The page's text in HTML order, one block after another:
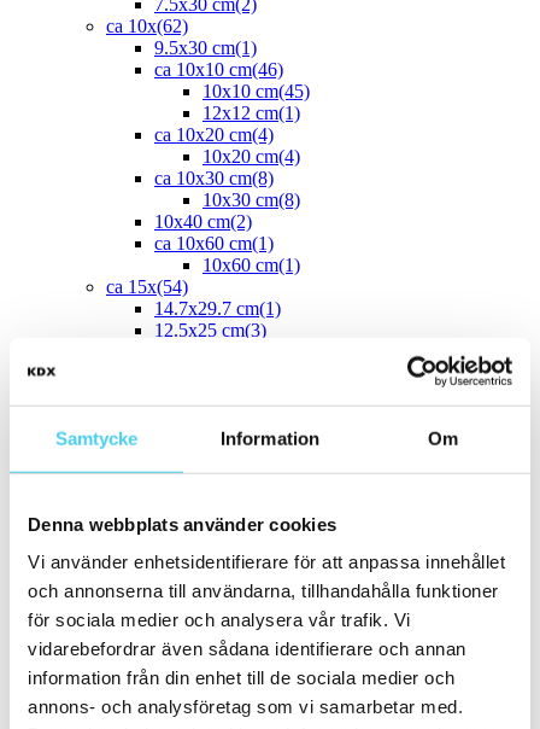
Samtycke Information Om
Denna webbplats använder cookies
Vi använder enhetsidentifierare för att anpassa innehållet
och annonserna till användarna, tillhandahålla funktioner
för sociala medier och analysera vår trafik. Vi
vidarebefordrar även sådana identifierare och annan
information från din enhet till de sociala medier och
annons- och analysföretag som vi samarbetar med.
7.5x30 cm(2)
ca 10x(62)
9.5x30 cm(1)
ca 10x10 cm(46)
10x10 cm(45)
12x12 cm(1)
ca 10x20 cm(4)
10x20 cm(4)
ca 10x30 cm(8)
10x30 cm(8)
10x40 cm(2)
ca 10x60 cm(1)
10x60 cm(1)
ca 15x(54)
14.7x29.7 cm(1)
12.5x25 cm(3)
15x15 cm(41)
ca 15x60 cm(1)
ca 20x(33)
ca 20x20 cm(22)
20x20 cm (22)
20x10 cm(4)
20x25 cm(1)
20x30 cm(1)
20x40 cm
(1)